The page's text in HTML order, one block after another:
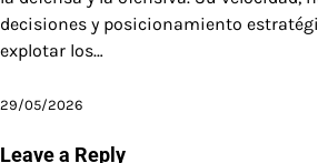
decisiones y posicionamiento
explotar los…
29/05/2026
Leave a Reply